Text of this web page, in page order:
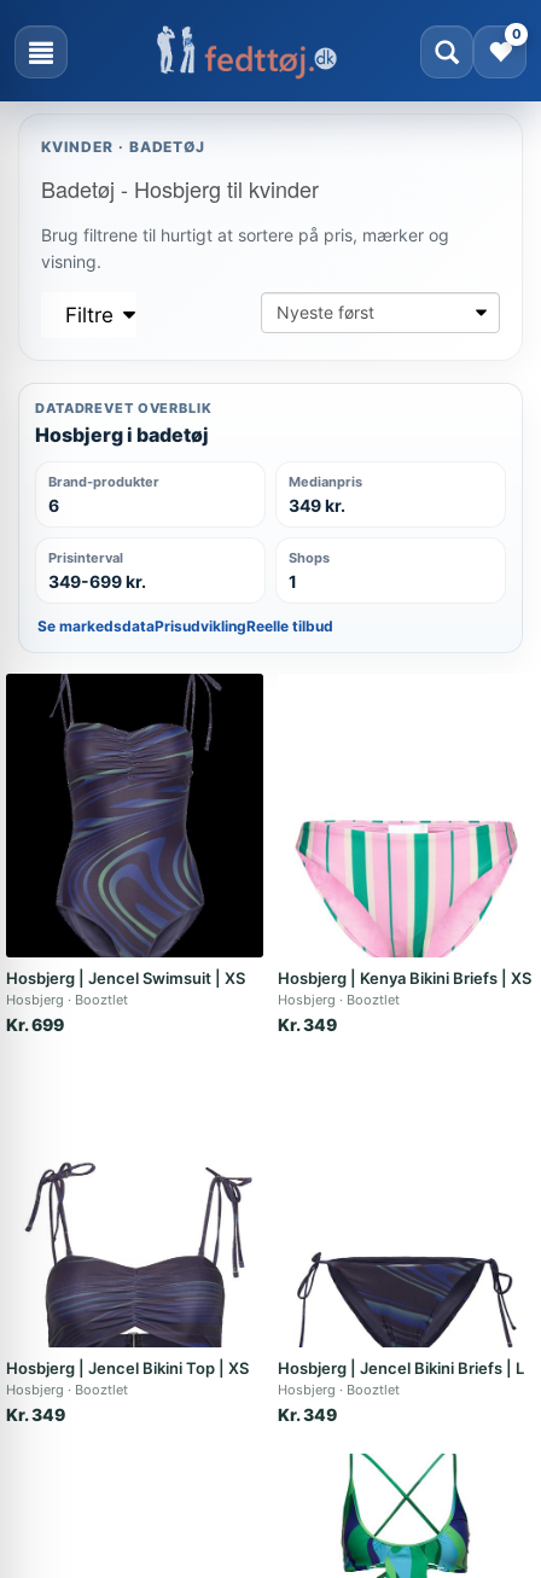
0
KVINDER · BADETØJ
Badetøj - Hosbjerg til kvinder
Brug filtrene til hurtigt at sortere på pris, mærker og
visning.
Filtre
DATADREVET OVERBLIK
Hosbjerg i badetøj
Brand-produkter
6
Medianpris
349 kr.
Prisinterval
349-699 kr.
Shops
1
Se markedsdataPrisudviklingReelle tilbud
Hosbjerg | Jencel Swimsuit | XS
Hosbjerg Booztlet
Kr. 699
Hosbjerg | Kenya Bikini Briefs | XS
Hosbjerg Booztlet
Kr. 349
Hosbjerg | Jencel Bikini Top | XS
Hosbjerg Booztlet
Kr. 349
Hosbjerg | Jencel Bikini Briefs | L
Hosbjerg Booztlet
Kr. 349